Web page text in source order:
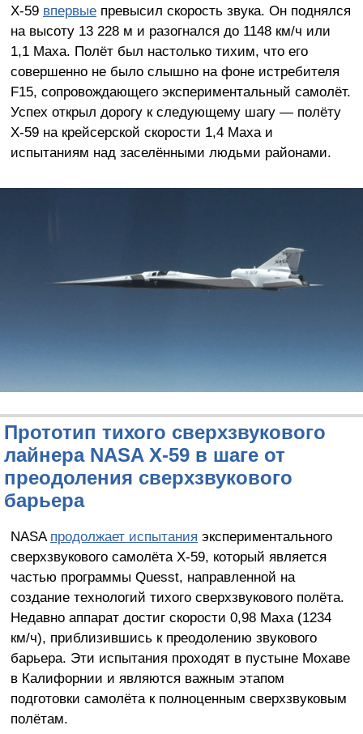
X-59 впервыепревысил скорость звука. Он поднялся
на высоту 13 228 м и разогнался до 1148 км/ч или
1,1 Маха. Полёт был настолько тихим, что его
совершенно не было слышно на фоне истребителя
F15, сопровождающего экспериментальный самолёт.
Успех открыл дорогу к следующему шагу — полёту
X-59 на крейсерской скорости 1,4 Маха и
испытаниям над заселёнными людьми районами.
Прототип тихого сверхзвукового
лайнера NASA X-59 в шаге от
преодоления сверхзвукового
барьера
NASA продолжает испытания экспериментального
сверхзвукового самолёта X-59, который является
частью программы Quesst, направленной на
создание технологий тихого сверхзвукового полёта.
Недавно аппарат достиг скорости 0,98 Маха (1234
км/ч), приблизившись к преодолению звукового
барьера. Эти испытания проходят в пустыне Мохаве
в Калифорнии и являются важным этапом
подготовки самолёта к полноценным сверхзвуковым
полётам.